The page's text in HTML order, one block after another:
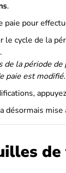
.
paie pour
le cycle de la
la période
paie est modifié.
désormais mise